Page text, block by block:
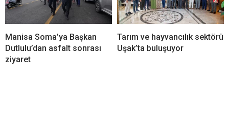
Manisa Soma’ya Başkan
Dutlulu’dan asfalt sonrası
ziyaret
Tarım ve hayvancılık sektörü
Uşak’ta buluşuyor